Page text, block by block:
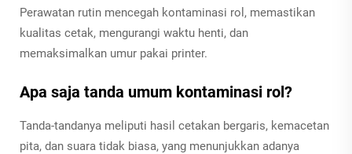
Perawatan rutin mencegah kontaminasi rol, memastikan
kualitas cetak, mengurangi waktu henti, dan
memaksimalkan umur pakai printer.
Apa saja tanda umum kontaminasi rol?
Tanda-tandanya meliputi hasil cetakan bergaris, kemacetan
pita, dan suara tidak biasa, yang menunjukkan adanya